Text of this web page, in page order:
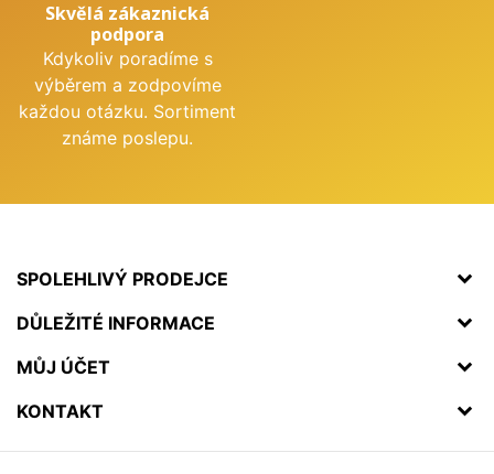
Skvělá zákaznická
podpora
Kdykoliv poradíme s
výběrem a zodpovíme
každou otázku. Sortiment
známe poslepu.
SPOLEHLIVÝ PRODEJCE
DŮLEŽITÉ INFORMACE
MŮJ ÚČET
KONTAKT